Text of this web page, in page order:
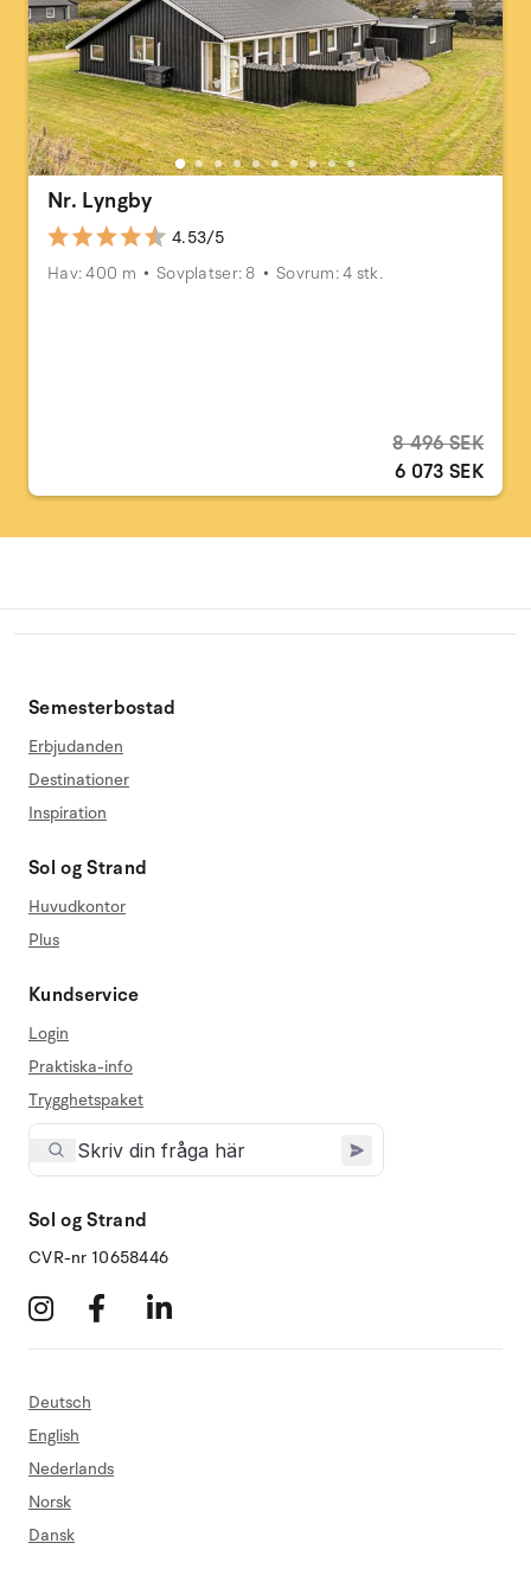
Nr. Lyngby
4.53/5
Hav: 400 m
Sovplatser: 8 Sovrum: 4 stk.
8 496 SEK
6 073 SEK
Semesterbostad
Erbjudanden
Destinationer
Inspiration
Sol og Strand
Huvudkontor
Plus
Kundservice
Login
Praktiska-info
Trygghetspaket
Sol og Strand
CVR-nr 10658446
Deutsch
English
Nederlands
Norsk
Dansk